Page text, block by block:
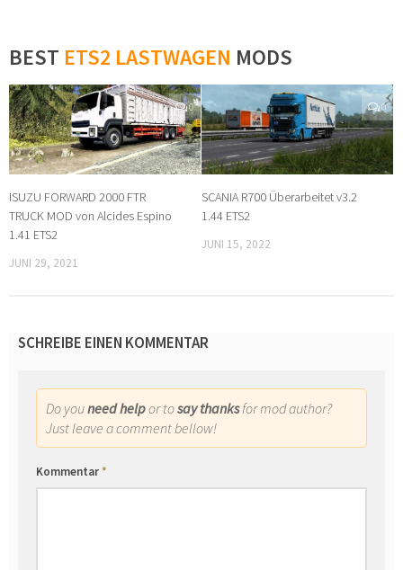
BEST ETS2 LASTWAGEN MODS
0
ISUZU FORWARD 2000 FTR
TRUCK MOD von Alcides Espino
1.41 ETS2
JUNI 29, 2021
0
SCANIA R700 Überarbeitet v3.2
1.44 ETS2
JUNI 15, 2022
SCHREIBE EINEN KOMMENTAR
Do youneed helpor tosay thanksfor mod author?
Just leave a comment bellow!
Kommentar*